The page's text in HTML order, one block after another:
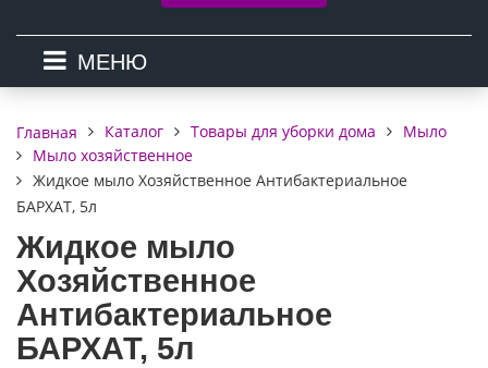
МЕНЮ
Главная Каталог Товары для уборки дома
Мыло
Мыло хозяйственное
Жидкое мыло Хозяйственное Антибактериальное
БАРХАТ, 5л
Жидкое мыло
Хозяйственное
Антибактериальное
БАРХАТ, 5л